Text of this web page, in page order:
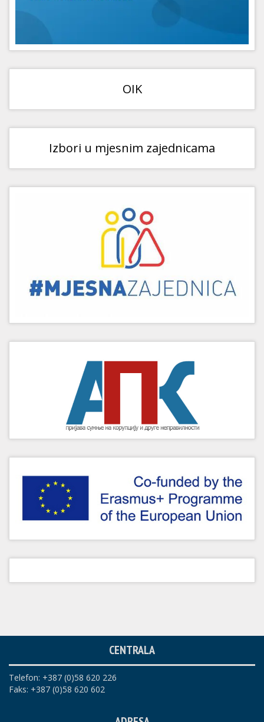
OIK
Izbori u mjesnim zajednicama
CENTRALA
Telefon: +387 (0)58 620 226
Faks: +387 (0)58 620 602